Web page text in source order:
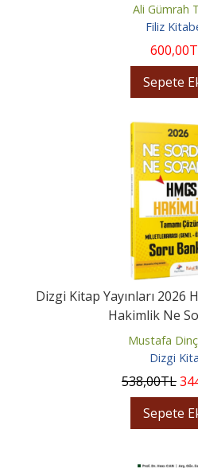
Ali Gümrah
Filiz
600,00
Sepete
Dizgi Kitap Yayınları 2026
Hakimlik Ne
Mustafa
Dizgi
538,00TL
Sepete